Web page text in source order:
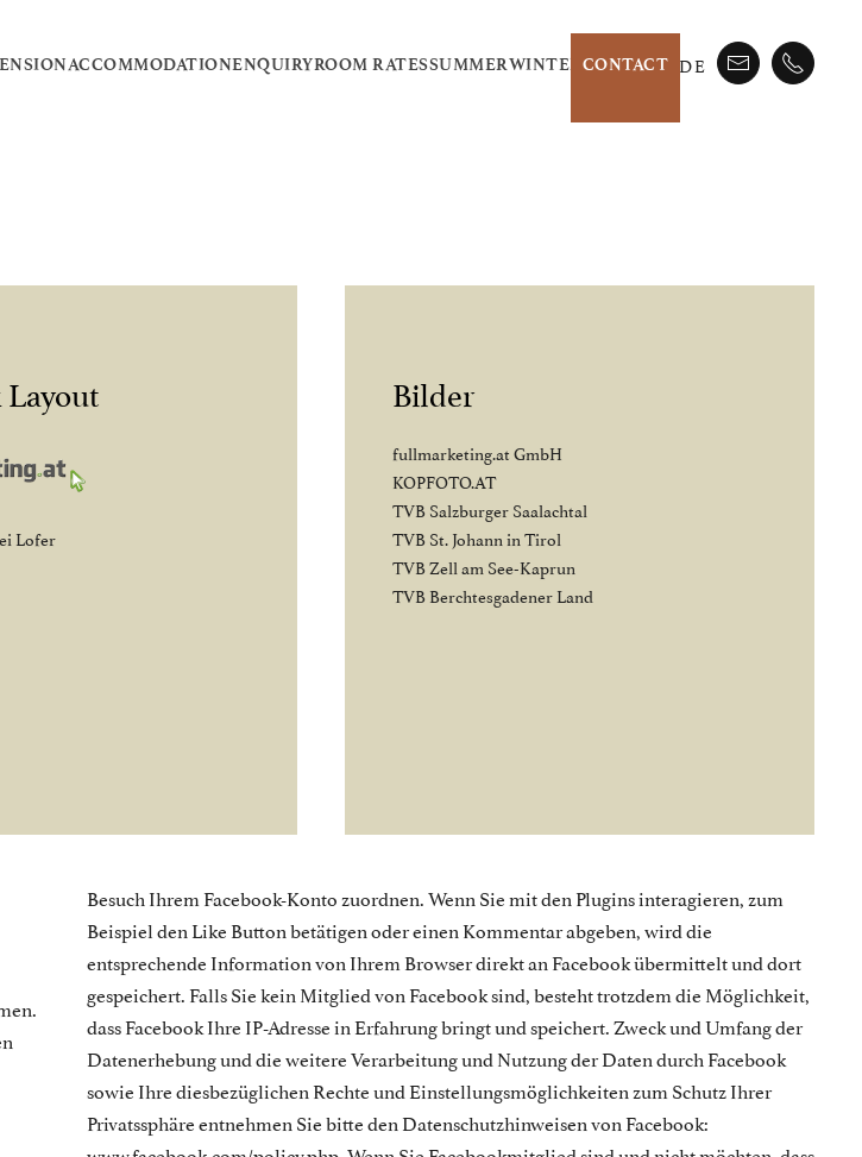
ACCOMMODATIONENQUIRYROOM RATESSUMMERWINTER CONTACT DE
Lofer
Bilder
fullmarketing.at GmbH
KOPFOTO.AT
TVB Salzburger Saalachtal
TVB St. Johann in Tirol
TVB Zell am See-Kaprun
TVB Berchtesgadener Land
Besuch Ihrem Facebook-Konto zuordnen. Wenn Sie mit den Plugins interagieren, zum
Beispiel den Like Button betätigen oder einen Kommentar abgeben, wird die
entsprechende Information von Ihrem Browser direkt an Facebook übermittelt und dort
gespeichert. Falls Sie kein Mitglied von Facebook sind, besteht trotzdem die Möglichkeit,
dass Facebook Ihre IP-Adresse in Erfahrung bringt und speichert. Zweck und Umfang der
Datenerhebung und die weitere Verarbeitung und Nutzung der Daten durch Facebook
sowie Ihre diesbezüglichen Rechte und Einstellungsmöglichkeiten zum Schutz Ihrer
Privatssphäre entnehmen Sie bitte den Datenschutzhinweisen von Facebook: